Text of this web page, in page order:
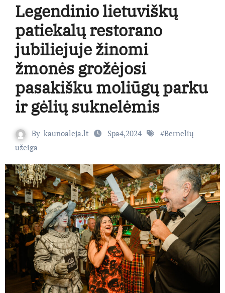
Legendinio lietuviškų
patiekalų restorano
jubiliejuje žinomi
žmonės grožėjosi
pasakišku moliūgų parku
ir gėlių suknelėmis
By kaunoaleja.lt Spa4,2024 #Bernelių
užeiga